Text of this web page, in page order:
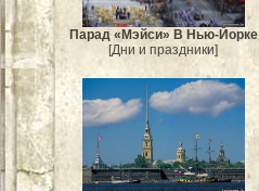
Парад «Мэйси» В Нью-Йорке
[Дни и праздники]